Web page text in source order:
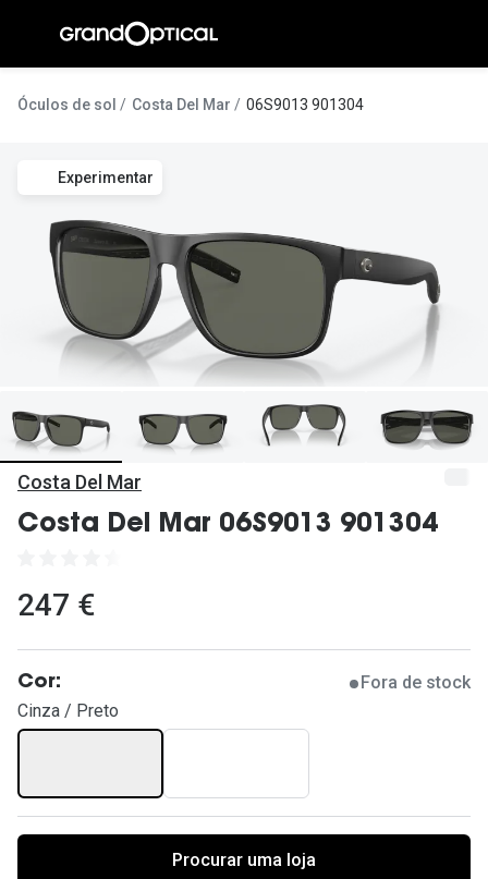
conteúdo
Pedro
Marta
Luís
Inês
Óculos de sol Costa Del Mar 06S9013 901304
Experimentar
Costa Del Mar
Costa Del Mar 06S9013 901304
247 €
Cor:
Fora de stock
Cinza / Preto
Procurar uma loja